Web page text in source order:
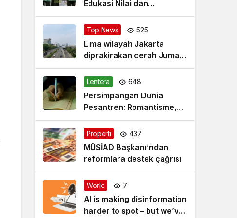
Edukasi Nilai dan
Simplifikasi Masalah
Top News 525
Lima wilayah Jakarta
diprakirakan cerah Jumat
pagi
Lentera 648
Persimpangan Dunia
Pesantren: Romantisme,
Realitas dan Harapan Baru
Properti 437
MÜSİAD Başkanı’ndan
reformlara destek çağrısı
World 7
AI is making disinformation
harder to spot – but we’ve